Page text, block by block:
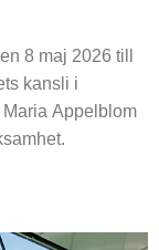
8 maj 2026 till
kansli i
Appelblom